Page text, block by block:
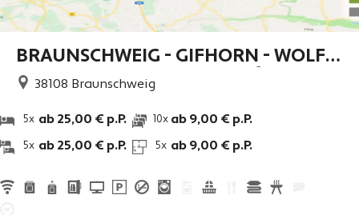
BRAUNSCHWEIG - GIFHORN - WOLFS
BURG - günstige Unterkünfte
38108 Braunschweig
5x ab 25,00 € p.P.
5x ab 25,00 € p.P.
10x ab 9,00 € p.P.
5x ab 9,00 € p.P.